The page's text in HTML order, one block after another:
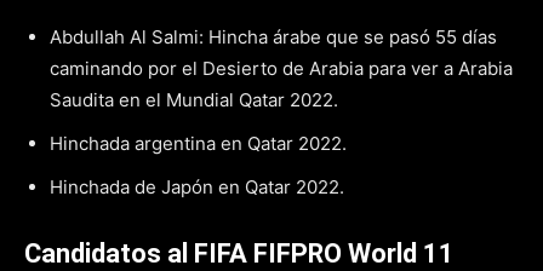
Abdullah Al Salmi: Hincha árabe que se pasó 55 días
caminando por el Desierto de Arabia para ver a Arabia
Saudita en el Mundial Qatar 2022.
Hinchada argentina en Qatar 2022.
Hinchada de Japón en Qatar 2022.
Candidatos al FIFA FIFPRO World 11